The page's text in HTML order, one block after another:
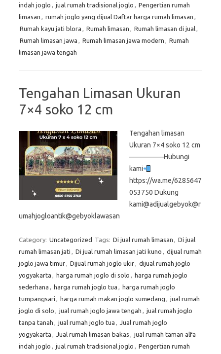
indah joglo , jual rumah tradisional joglo , Pengertian rumah
limasan , rumah joglo yang dijual Daftar harga rumah limasan ,
Rumah kayu jati blora , Rumah limasan , Rumah limasan di jual,
Rumah limasan jawa , Rumah limasan jawa modern , Rumah
limasan jawa tengah
Tengahan Limasan Ukuran
7×4 soko 12 cm
Tengahan limasan
Ukuran 7×4 soko 12 cm
—————Hubungi
kami
https://wa.me/6285647
053750 Dukung
kami@adijualgebyok@r
umahjogloantik@gebyoklawasan
Category: Uncategorized Tags: Di jual rumah limasan , Di jual
rumah limasan jati , Di jual rumah limasan jati kuno , dijual rumah
joglo jawa timur, Dijual rumah joglo ukir, dijual rumah joglo
yogyakarta , harga rumah joglo di solo , harga rumah joglo
sederhana , harga rumah joglo tua , harga rumah joglo
tumpangsari , harga rumah makan joglo sumedang , jual rumah
joglo di solo , jual rumah joglo jawa tengah , jual rumah joglo
tanpa tanah , jual rumah joglo tua , Jual rumah joglo
yogyakarta , Jual rumah limasan bakas , jual rumah taman alfa
indah joglo , jual rumah tradisional joglo , Pengertian rumah